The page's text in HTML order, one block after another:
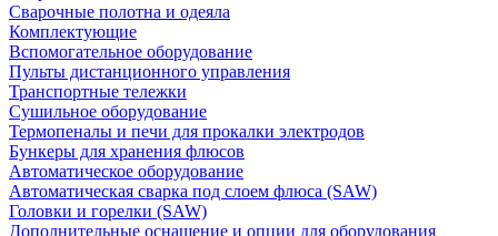
Сварочные полотна и одеяла
Комплектующие
Вспомогательное оборудование
Пульты дистанционного управления
Транспортные тележки
Сушильное оборудование
Термопеналы и печи для прокалки электродов
Бункеры для хранения флюсов
Автоматическое оборудование
Автоматическая сварка под слоем флюса (SAW)
Головки и горелки (SAW)
Дополнительные оснащение и опции для оборудования